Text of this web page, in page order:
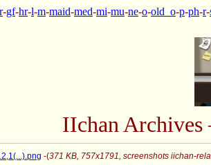
-gf-hr-l-m-maid-med-mi-mu-ne-o-old_o-p-ph-r-
IIchan
-(371 KB, 757x1791, screenshots iichan-